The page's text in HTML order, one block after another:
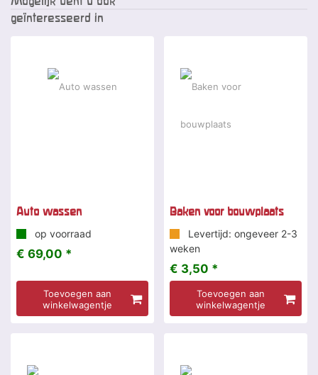
geïnteresseerd in
Auto wassen
op voorraad
€ 69,00 *
Toevoegen aan
winkelwagentje
Baken voor bouwplaats
Levertijd: ongeveer 2-3
weken
€ 3,50 *
Toevoegen aan
winkelwagentje